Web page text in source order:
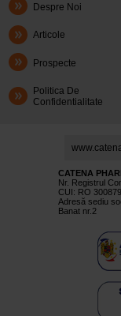
Despre Noi
Articole
Prospecte
Politica De
Confidentialitate
CATENA
Nr. Registrul
CUI: RO
Adresă sediu
Banat nr.2